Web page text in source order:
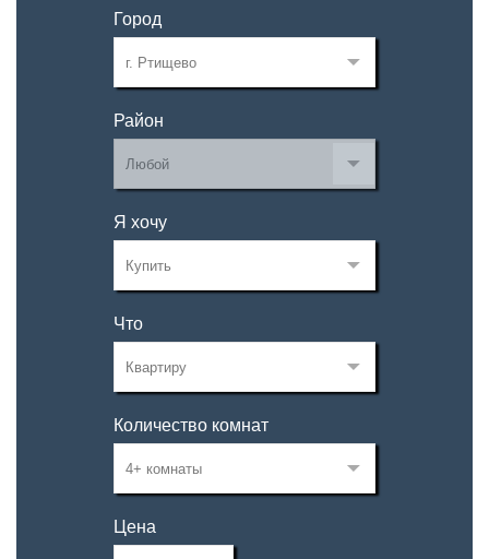
Город
Район
Я хочу
Что
Количество комнат
Цена